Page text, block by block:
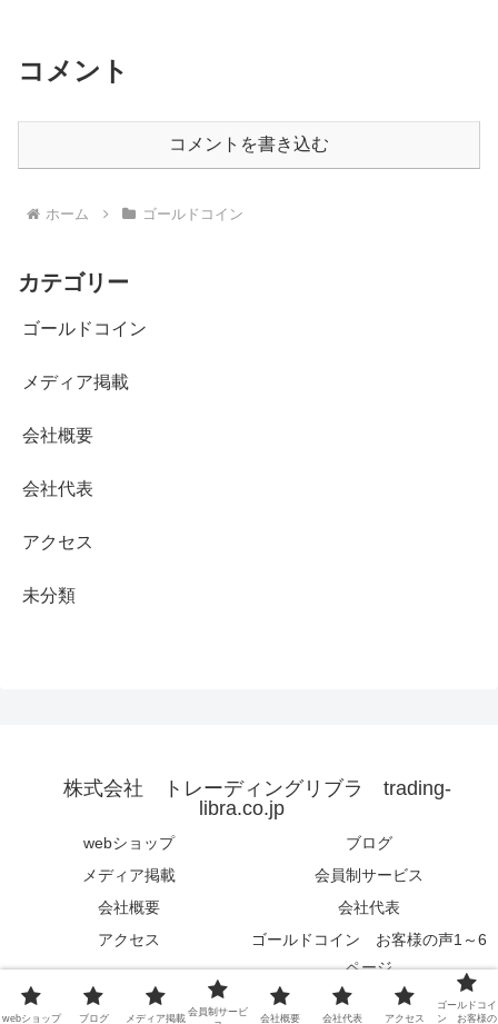
コメント
コメントを書き込む
ホーム ゴールドコイン
カテゴリー
ゴールドコイン
メディア掲載
会社概要
会社代表
アクセス
未分類
株式会社 トレーディングリブラ trading-
libra.co.jp
webショップ
ブログ
メディア掲載
会員制サービス
会社概要
会社代表
アクセス
ゴールドコイン お客様の声1～6
ページ
© 2015 株式会社 トレーディングリブラ trading-libra.co.jp.
webショップ ブログ メディア掲載
会員制サービ
会社概要 会社代表 アクセス
ゴールドコイ
ン お客様の